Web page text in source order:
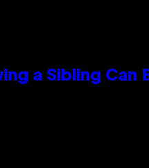
a Sibling Can